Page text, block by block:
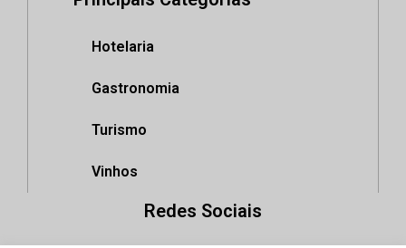
Hotelaria
Gastronomia
Turismo
Vinhos
Redes Sociais